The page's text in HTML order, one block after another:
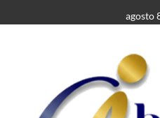
al
agosto